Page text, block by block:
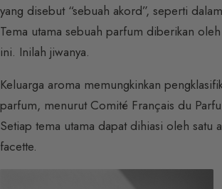
yang disebut “sebuah akord”, seperti
Tema utama sebuah parfum diberikan
ini. Inilah jiwanya.
Keluarga aroma memungkinkan
parfum, menurut Comité Français du
Setiap tema utama dapat dihiasi oleh satu
facette.